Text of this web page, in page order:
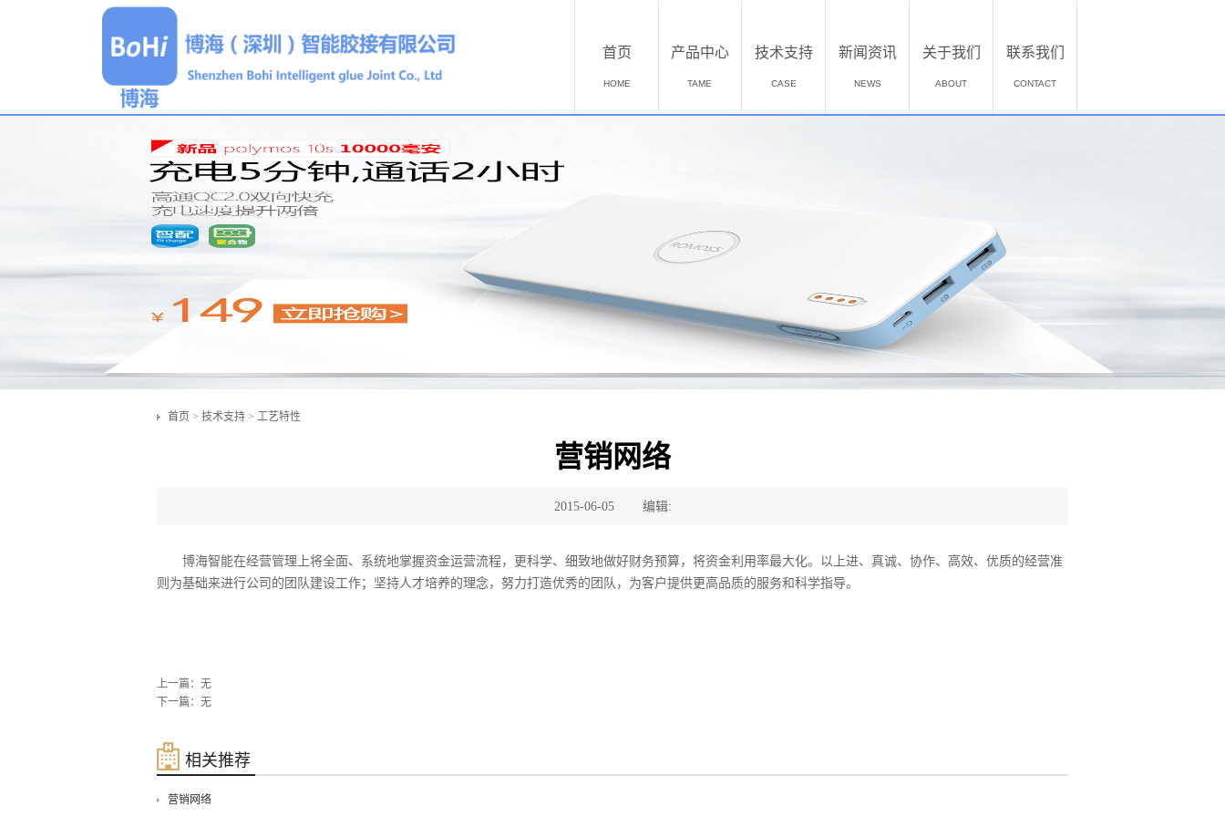
首页
HOME
产品中心
TAME
技术支持
CASE
新闻资讯
NEWS
关于我们
ABOUT
联系我们
CONTACT
首页 > 技术支持 > 工艺特性
营销网络
2015-06-05 编辑:
博海智能在经营管理上将全面、系统地掌握资金运营流程，更科学、细致地做好财务预算，将资金利用率最大化。以上进、真诚、协作、高效、优质的经营准
则为基础来进行公司的团队建设工作；坚持人才培养的理念，努力打造优秀的团队，为客户提供更高品质的服务和科学指导。
上一篇：无
下一篇：无
相关推荐
营销网络